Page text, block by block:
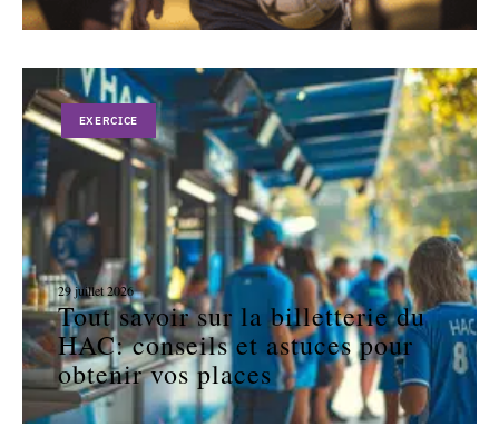
EXERCICE
29 juillet 2026
Tout savoir sur la billetterie du
HAC: conseils et astuces pour
obtenir vos places